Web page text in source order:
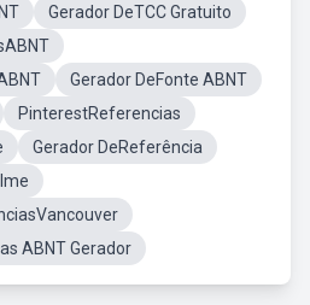
Gerador DeTCC Gratuito
Gerador DeFonte ABNT
PinterestReferencias
Gerador DeReferência
ABNT Gerador